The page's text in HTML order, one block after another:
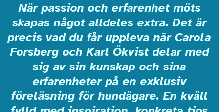
När passion och erfarenhet möts
skapas något alldeles extra. Det är
precis vad du får uppleva när Carola
Forsberg och Karl Ökvist delar med
sig av sin kunskap och sina
erfarenheter på en exklusiv
föreläsning för hundägare. En kväll